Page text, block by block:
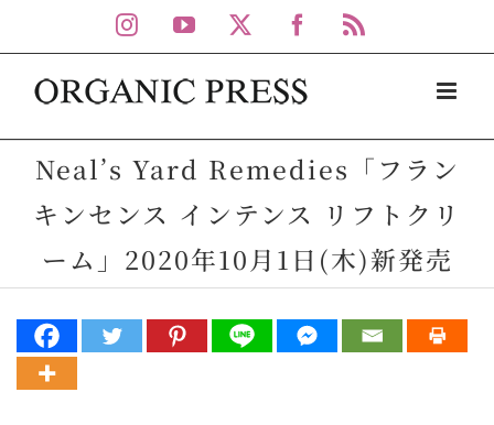
to
content
Instagram
YouTube Facebook
Neal’s Yard Remedies「フラン
キンセンス インテンス リフトクリ
ーム」2020年10月1日(木)新発売